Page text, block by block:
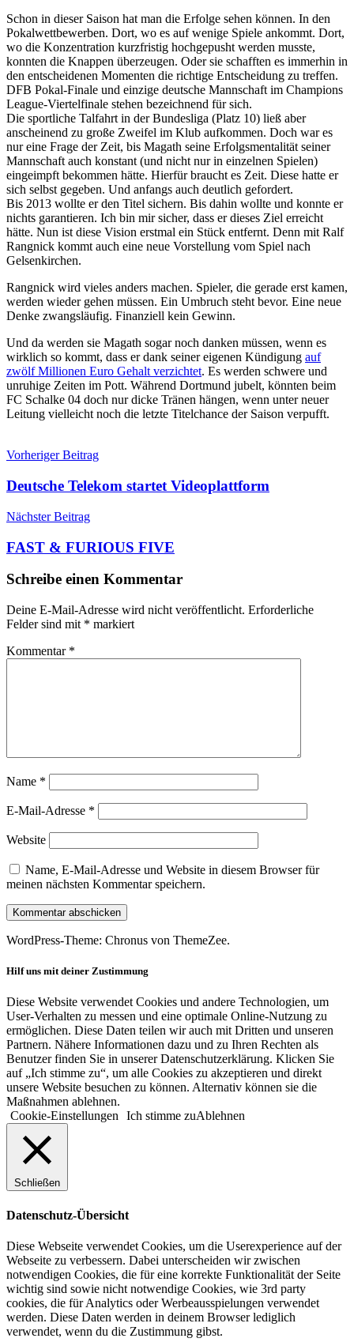
Schon in dieser Saison hat man die Erfolge sehen können. In den
Pokalwettbewerben. Dort, wo es auf wenige Spiele ankommt. Dort,
wo die Konzentration kurzfristig hochgepusht werden musste,
konnten die Knappen überzeugen. Oder sie schafften es immerhin in
den entscheidenen Momenten die richtige Entscheidung zu treffen.
DFB Pokal-Finale und einzige deutsche Mannschaft im Champions
League-Viertelfinale stehen bezeichnend für sich.
Die sportliche Talfahrt in der Bundesliga (Platz 10) ließ aber
anscheinend zu große Zweifel im Klub aufkommen. Doch war es
nur eine Frage der Zeit, bis Magath seine Erfolgsmentalität seiner
Mannschaft auch konstant (und nicht nur in einzelnen Spielen)
eingeimpft bekommen hätte. Hierfür braucht es Zeit. Diese hatte er
sich selbst gegeben. Und anfangs auch deutlich gefordert.
Bis 2013 wollte er den Titel sichern. Bis dahin wollte und konnte er
nichts garantieren. Ich bin mir sicher, dass er dieses Ziel erreicht
hätte. Nun ist diese Vision erstmal ein Stück entfernt. Denn mit Ralf
Rangnick kommt auch eine neue Vorstellung vom Spiel nach
Gelsenkirchen.
Rangnick wird vieles anders machen. Spieler, die gerade erst kamen,
werden wieder gehen müssen. Ein Umbruch steht bevor. Eine neue
Denke zwangsläufig. Finanziell kein Gewinn.
Und da werden sie Magath sogar noch danken müssen, wenn es
wirklich so kommt, dass er dank seiner eigenen Kündigung auf
zwölf Millionen Euro Gehalt verzichtet. Es werden schwere und
unruhige Zeiten im Pott. Während Dortmund jubelt, könnten beim
FC Schalke 04 doch nur dicke Tränen hängen, wenn unter neuer
Leitung vielleicht noch die letzte Titelchance der Saison verpufft.
Beitragsnavigation
Vorheriger Beitrag
Deutsche Telekom startet Videoplattform
Nächster Beitrag
FAST & FURIOUS FIVE
Schreibe einen Kommentar
Deine E-Mail-Adresse wird nicht veröffentlicht. Erforderliche
Felder sind mit * markiert
Kommentar *
Name *
E-Mail-Adresse *
Website
Name, E-Mail-Adresse und Website in diesem Browser für
meinen nächsten Kommentar speichern.
WordPress-Theme: Chronus von ThemeZee.
Hilf uns mit deiner Zustimmung
Diese Website verwendet Cookies und andere Technologien, um
User-Verhalten zu messen und eine optimale Online-Nutzung zu
ermöglichen. Diese Daten teilen wir auch mit Dritten und unseren
Partnern. Nähere Informationen dazu und zu Ihren Rechten als
Benutzer finden Sie in unserer Datenschutzerklärung. Klicken Sie
auf „Ich stimme zu“, um alle Cookies zu akzeptieren und direkt
unsere Website besuchen zu können. Alternativ können sie die
Maßnahmen ablehnen.
Cookie-Einstellungen
Ich stimme zuAblehnen
Schließen
Datenschutz-Übersicht
Diese Webseite verwendet Cookies, um die Userexperience auf der
Webseite zu verbessern. Dabei unterscheiden wir zwischen
notwendigen Cookies, die für eine korrekte Funktionalität der Seite
wichtig sind sowie nicht notwendige Cookies, wie 3rd party
cookies, die für Analytics oder Werbeausspielungen verwendet
werden. Diese Daten werden in deinem Browser lediglich
verwendet, wenn du die Zustimmung gibst.